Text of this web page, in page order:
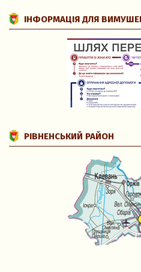
ІНФОРМАЦІЯ ДЛЯ
РІВНЕНСЬКИЙ РАЙОН